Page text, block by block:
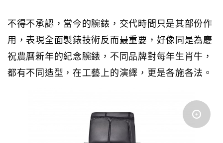
不得不承認，當今的腕錶，交代時間只是其部份作
用，表現全面製錶技術反而最重要，好像同是為慶
祝農曆新年的紀念腕錶，不同品牌對每年生肖牛，
都有不同造型，在工藝上的演繹，更是各施各法。